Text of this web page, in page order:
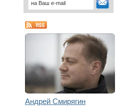
Андрей Смирягин